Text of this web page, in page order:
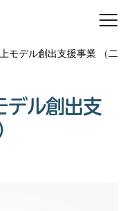
モデル創出支援事業 （二
デル創出支